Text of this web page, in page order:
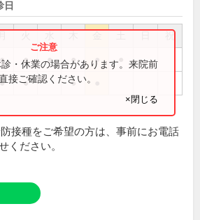
日
祝
● ● ● ● ●
● ●
・休業の場合があります。来院前
接ご確認ください。
×閉じる
接種をご希望の方は、事前にお電話
ください。